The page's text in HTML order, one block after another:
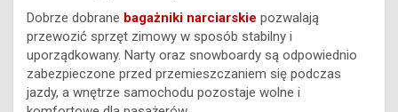
Dobrze dobrane bagażniki narciarskie pozwalają
przewozić sprzęt zimowy w sposób stabilny i
uporządkowany. Narty oraz snowboardy są odpowiednio
zabezpieczone przed przemieszczaniem się podczas
jazdy, a wnętrze samochodu pozostaje wolne i